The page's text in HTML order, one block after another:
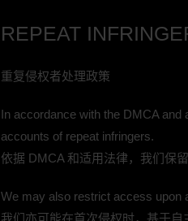
REPEAT
重复侵权者处理政策
In accordance with the DMCA
accounts of repeat infringers.
依据 DMCA 和适用法律，我们保
We may also restrict access upon
我们亦可能在首次侵权时，基于自
Pornhub